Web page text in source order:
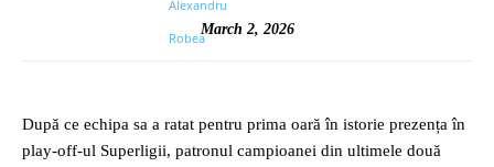
March 2, 2026
După ce echipa sa a ratat pentru prima oară în istorie prezența în
play-off-ul Superligii, patronul campioanei din ultimele două